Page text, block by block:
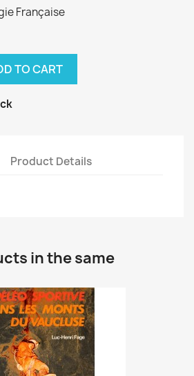
Française
TO CART
Product Details
in the same